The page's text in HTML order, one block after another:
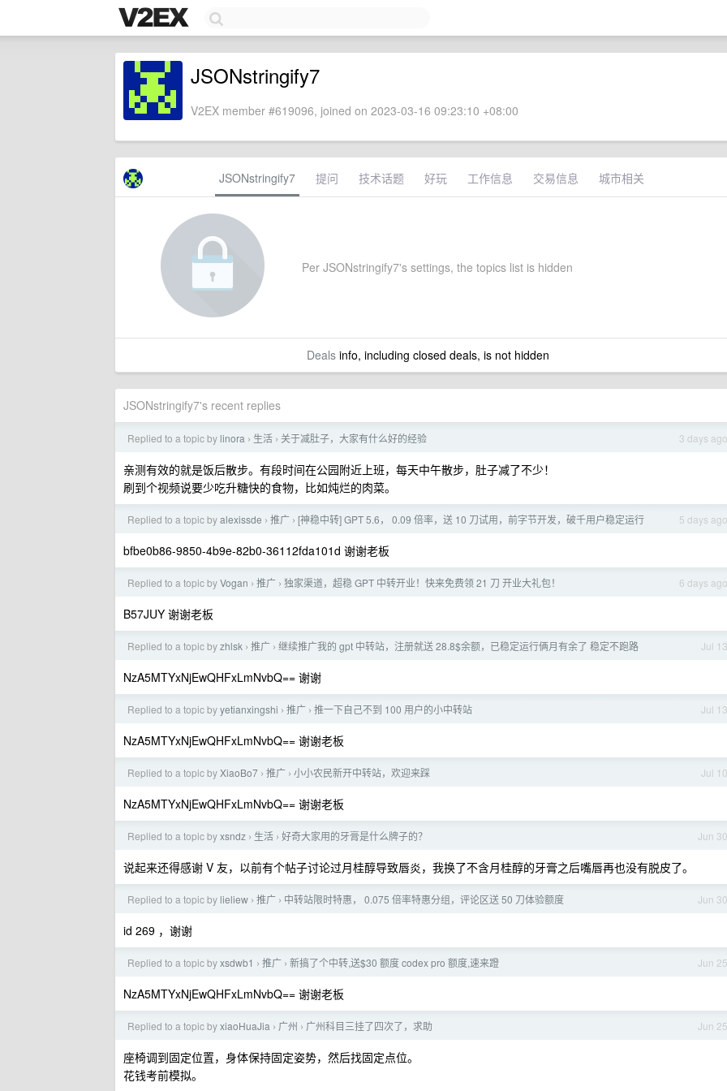
JSONstringify7
V2EX member #619096, joined on 2023-03-16 09:23:10 +08:00
JSONstringify7 提问 技术话题 好玩 工作信息 交易信息 城市相关
Per JSONstringify7's settings, the topics list is hidden
Dealsinfo, including closed deals, is not hidden
JSONstringify7's recent replies
3 days ago
Replied to a topic by linora › 生活 › 关于减肚子，大家有什么好的经验
亲测有效的就是饭后散步。有段时间在公园附近上班，每天中午散步，肚子减了不少！
刷到个视频说要少吃升糖快的食物，比如炖烂的肉菜。
5 days ago
Replied to a topic byalexissde › 推广 › [神稳中转] GPT 5.6， 0.09 倍率，送 10 刀试用，前字节开发，破千用户稳定运行
bfbe0b86-9850-4b9e-82b0-36112fda101d 谢谢老板
6 days ago
Replied to a topic byVogan › 推广 › 独家渠道，超稳 GPT 中转开业！快来免费领 21 刀 开业大礼包！
B57JUY 谢谢老板
Jul 13
Replied to a topic byzhlsk › 推广 › 继续推广我的 gpt 中转站，注册就送 28.8$余额，已稳定运行俩月有余了 稳定不跑路
NzA5MTYxNjEwQHFxLmNvbQ== 谢谢
Jul 13
Replied to a topic byyetianxingshi › 推广 › 推一下自己不到 100 用户的小中转站
NzA5MTYxNjEwQHFxLmNvbQ== 谢谢老板
Jul 10
Replied to a topic byXiaoBo7 › 推广 › 小小农民新开中转站，欢迎来踩
NzA5MTYxNjEwQHFxLmNvbQ== 谢谢老板
Jun 30
Replied to a topic byxsndz › 生活 › 好奇大家用的牙膏是什么牌子的？
说起来还得感谢 V 友，以前有个帖子讨论过月桂醇导致唇炎，我换了不含月桂醇的牙膏之后嘴唇再也没有脱皮了。
Jun 30
Replied to a topic by lieliew › 推广 › 中转站限时特惠， 0.075 倍率特惠分组，评论区送 50 刀体验额度
id 269 ，谢谢
Jun 25
Replied to a topic byxsdwb1 › 推广 › 新搞了个中转,送$30 额度 codex pro 额度,速来蹬
NzA5MTYxNjEwQHFxLmNvbQ== 谢谢老板
Jun 25
Replied to a topic byxiaoHuaJia › 广州 › 广州科目三挂了四次了，求助
座椅调到固定位置，身体保持固定姿势，然后找固定点位。
花钱考前模拟。